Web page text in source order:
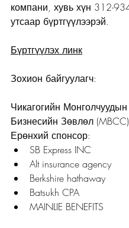
компани, хувь хүн 312-
утсаар бүртгүүлээрэй.
Бүртгүүлэх линк
Зохион байгуулагч:
Чикагогийн Монголчуудын
Бизнесийн Зөвлөл (MBCC)
Ерөнхий спонсор:
SB Express INC
Alt insurance agency
Berkshire hathaway
Batsukh CPA
MAINLIE BENEFITS